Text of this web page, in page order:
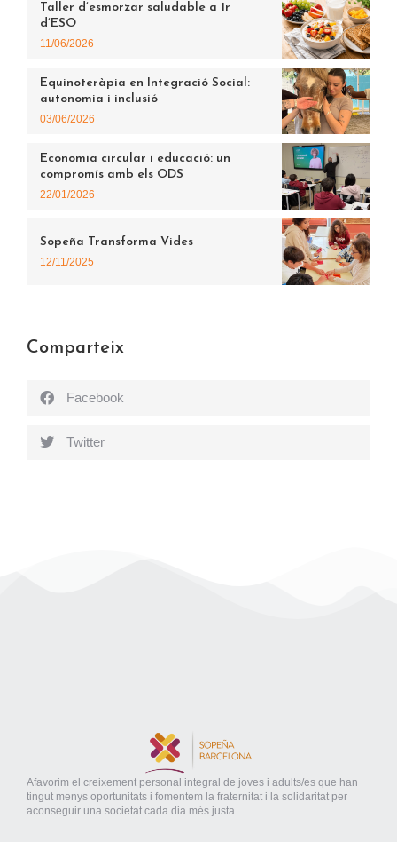
Taller d’esmorzar saludable a 1r
d’ESO
11/06/2026
Equinoteràpia en Integració Social:
autonomia i inclusió
03/06/2026
Economia circular i educació: un
compromís amb els ODS
22/01/2026
Sopeña Transforma Vides
12/11/2025
Comparteix
Facebook
Twitter
Afavorim el creixement personal integral de joves i adults/es que han
tingut menys oportunitats i fomentem la fraternitat i la solidaritat per
aconseguir una societat cada dia més justa.